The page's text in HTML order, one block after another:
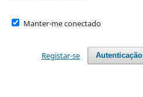
Manter-me conectado
Autenticação
Registar-se